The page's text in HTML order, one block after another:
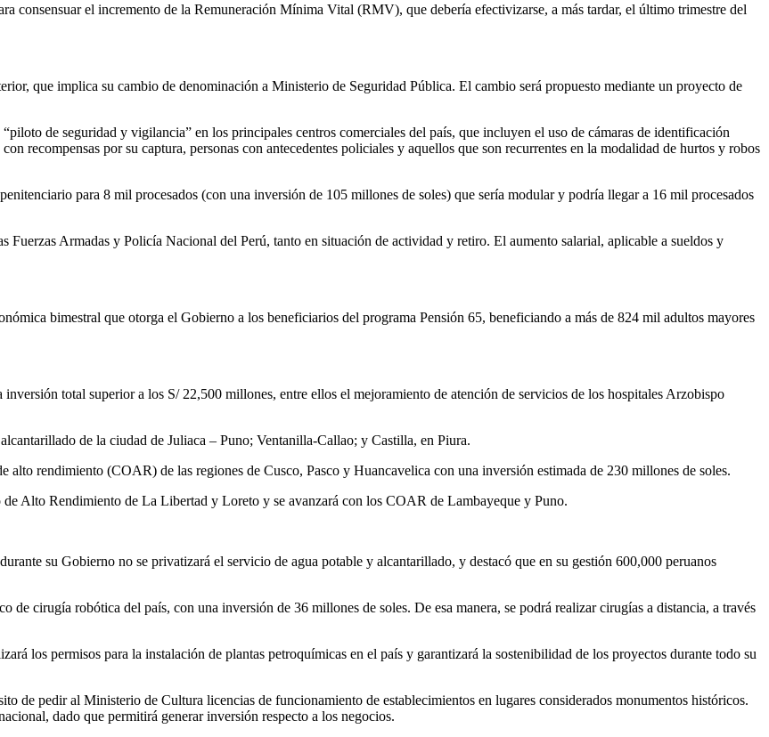
consensuar el incremento de la Remuneración Mínima Vital (RMV), que debería efectivizarse, a más tardar, el último trimestre del
que implica su cambio de denominación a Ministerio de Seguridad Pública. El cambio será propuesto mediante un proyecto de
de seguridad y vigilancia” en los principales centros comerciales del país, que incluyen el uso de cámaras de identificación
recompensas por su captura, personas con antecedentes policiales y aquellos que son recurrentes en la modalidad de hurtos y robos
para 8 mil procesados (con una inversión de 105 millones de soles) que sería modular y podría llegar a 16 mil procesados
Fuerzas Armadas y Policía Nacional del Perú, tanto en situación de actividad y retiro. El aumento salarial, aplicable a sueldos y
bimestral que otorga el Gobierno a los beneficiarios del programa Pensión 65, beneficiando a más de 824 mil adultos mayores
total superior a los S/ 22,500 millones, entre ellos el mejoramiento de atención de servicios de los hospitales Arzobispo
de la ciudad de Juliaca – Puno; Ventanilla-Callao; y Castilla, en Piura.
alto rendimiento (COAR) de las regiones de Cusco, Pasco y Huancavelica con una inversión estimada de 230 millones de soles.
de Alto Rendimiento de La Libertad y Loreto y se avanzará con los COAR de Lambayeque y Puno.
su Gobierno no se privatizará el servicio de agua potable y alcantarillado, y destacó que en su gestión 600,000 peruanos
cirugía robótica del país, con una inversión de 36 millones de soles. De esa manera, se podrá realizar cirugías a distancia, a través
los permisos para la instalación de plantas petroquímicas en el país y garantizará la sostenibilidad de los proyectos durante todo su
de pedir al Ministerio de Cultura licencias de funcionamiento de establecimientos en lugares considerados monumentos históricos.
dado que permitirá generar inversión respecto a los negocios.